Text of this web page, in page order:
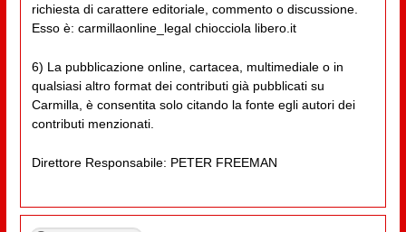
richiesta di carattere editoriale, commento o discussione.
Esso è: carmillaonline_legal chiocciola libero.it
6) La pubblicazione online, cartacea, multimediale o in
qualsiasi altro format dei contributi già pubblicati su
Carmilla, è consentita solo citando la fonte egli autori dei
contributi menzionati.
Direttore Responsabile: PETER FREEMAN